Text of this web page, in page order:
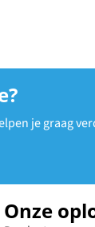
je graag
Onze